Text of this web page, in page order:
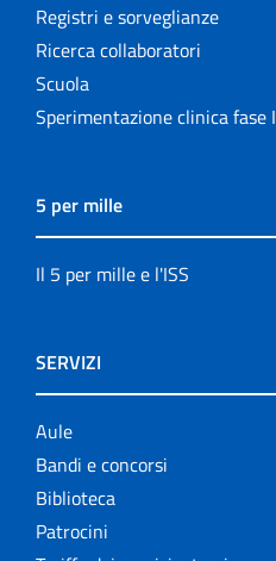
Registri e sorveglianze
Ricerca collaboratori
Scuola
Sperimentazione clinica fase I
5 per mille
Il 5 per mille e l'ISS
SERVIZI
Aule
Bandi e concorsi
Biblioteca
Patrocini